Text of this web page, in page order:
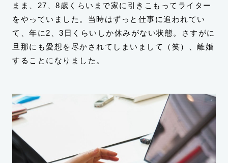
まま、27、8歳くらいまで家に引きこもってライター
をやっていました。当時はずっと仕事に追われてい
て、年に2、3日くらいしか休みがない状態。さすがに
旦那にも愛想を尽かされてしまいまして（笑）、離婚
することになりました。